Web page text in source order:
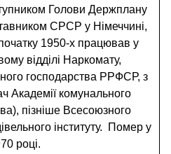
Голови Держплану
СРСР у Німеччині,
1950-х працював у
відділі Наркомату,
господарства РРФСР, з
Академії комунального
пізніше Всесоюзного
інституту. Помер у
році.